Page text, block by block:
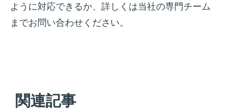
ように対応できるか、詳しくは当社の専門チーム
までお問い合わせください。
関連記事